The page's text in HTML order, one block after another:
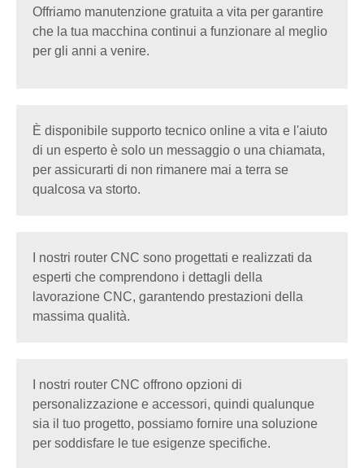
Offriamo manutenzione gratuita a vita per garantire
che la tua macchina continui a funzionare al meglio
per gli anni a venire.
È disponibile supporto tecnico online a vita e l'aiuto
di un esperto è solo un messaggio o una chiamata,
per assicurarti di non rimanere mai a terra se
qualcosa va storto.
I nostri router CNC sono progettati e realizzati da
esperti che comprendono i dettagli della
lavorazione CNC, garantendo prestazioni della
massima qualità.
I nostri router CNC offrono opzioni di
personalizzazione e accessori, quindi qualunque
sia il tuo progetto, possiamo fornire una soluzione
per soddisfare le tue esigenze specifiche.